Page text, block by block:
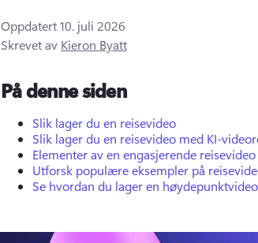
Oppdatert10. juli 2026
Skrevet av Kieron Byatt
På denne siden
Slik lager du en reisevideo
Slik lager du en reisevideo med KI-
Elementer av en engasjerende
Utforsk populære eksempler på
Se hvordan du lager en